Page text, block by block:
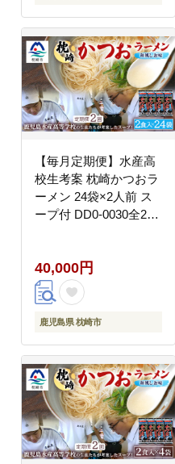
【毎月定期便】水産高
校生考案 枕崎かつおラ
ーメン 24袋×2人前 ス
ープ付 DD0-0030全2回
40,000円
鹿児島県 枕崎市